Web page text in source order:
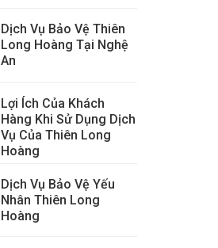
Dịch Vụ Bảo Vệ Thiên
Long Hoàng Tại Nghệ
An
Lợi Ích Của Khách
Hàng Khi Sử Dụng Dịch
Vụ Của Thiên Long
Hoàng
Dịch Vụ Bảo Vệ Yếu
Nhân Thiên Long
Hoàng